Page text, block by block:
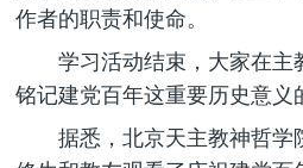
作者的职责和使命。
学习活动结束，大家在主
铭记建党百年这重要历史意义
据悉，北京天主教神哲学